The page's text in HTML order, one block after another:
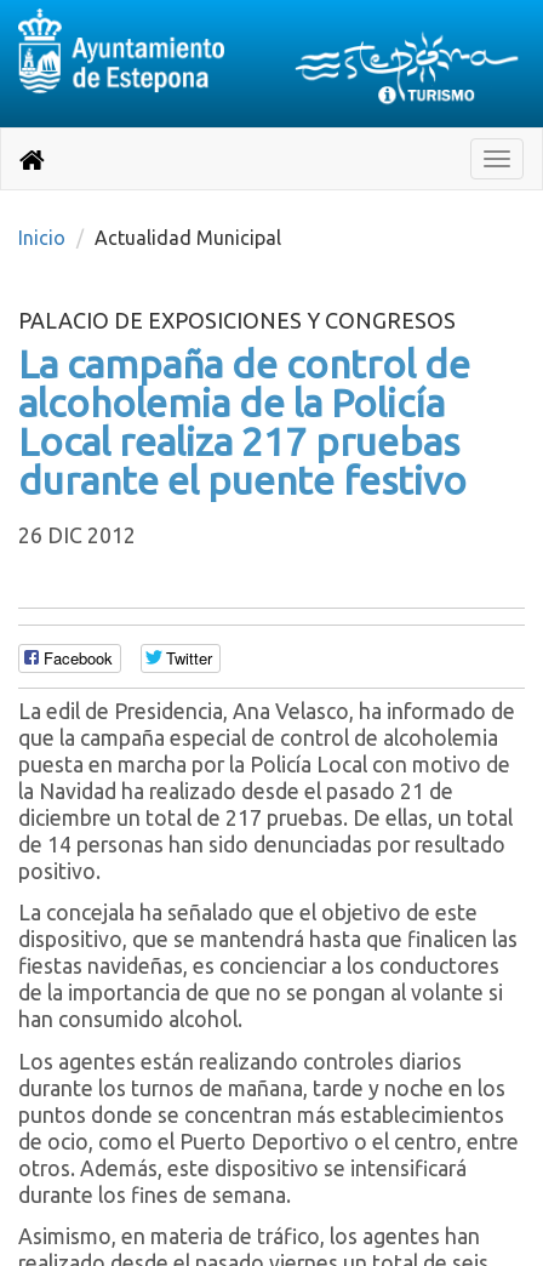
página
Toggle
Destino:
Volver
inicio
Inicio Actualidad Municipal
PALACIO DE EXPOSICIONES Y CONGRESOS
La campaña de control de
alcoholemia de la Policía
Local realiza 217 pruebas
durante el puente festivo
26 DIC 2012
Facebook Twitter
La edil de Presidencia, Ana Velasco, ha informado de
que la campaña especial de control de alcoholemia
puesta en marcha por la Policía Local con motivo de
la Navidad ha realizado desde el pasado 21 de
diciembre un total de 217 pruebas. De ellas, un total
de 14 personas han sido denunciadas por resultado
positivo.
La concejala ha señalado que el objetivo de este
dispositivo, que se mantendrá hasta que finalicen las
fiestas navideñas, es concienciar a los conductores
de la importancia de que no se pongan al volante si
han consumido alcohol.
Los agentes están realizando controles diarios
durante los turnos de mañana, tarde y noche en los
puntos donde se concentran más establecimientos
de ocio, como el Puerto Deportivo o el centro, entre
otros. Además, este dispositivo se intensificará
durante los fines de semana.
Asimismo, en materia de tráfico, los agentes han